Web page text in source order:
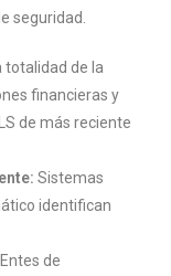
seguridad.
totalidad de la
financieras y
de más reciente
Sistemas
identifican
Entes de